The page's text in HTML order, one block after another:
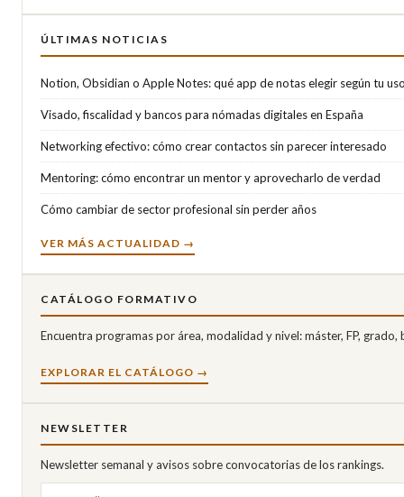
ÚLTIMAS NOTICIAS
Notion, Obsidian o Apple Notes: qué app de notas elegir según tu
Visado, fiscalidad y bancos para nómadas digitales en España
Networking efectivo: cómo crear contactos sin parecer interesado
Mentoring: cómo encontrar un mentor y aprovecharlo de verdad
Cómo cambiar de sector profesional sin perder años
VER MÁS ACTUALIDAD →
CATÁLOGO FORMATIVO
Encuentra programas por área, modalidad y nivel: máster, FP,
EXPLORAR EL CATÁLOGO →
NEWSLETTER
Newsletter semanal y avisos sobre convocatorias de los rankings.